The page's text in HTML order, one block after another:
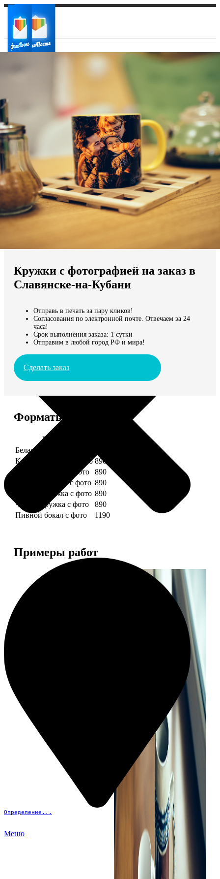
Ваш регион доставки
Выберите из списка:
Мы доставляем по всему миру
Продолжить без города
Определение...
Меню
Кружки с фотографией на заказ в
Славянске-на-Кубани
Отправь в печать за пару кликов!
Согласования по электронной почте. Отвечаем за 24
часа!
Срок выполнения заказа: 1 сутки
Отправим в любой город РФ и мира!
Сделать заказ
Форматы и цены
Услуга
Белая кружка с фото
Красная кружка с фото 890
Желтая кружка с фото
890
Зеленая кружка с фото 890
Голубая кружка с фото 890
Черная кружка с фото
890
Пивной бокал с фото
1190
Примеры работ